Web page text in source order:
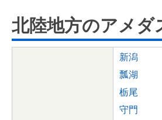
北陸地方のアメダ
新潟
瓢湖
栃尾
守門